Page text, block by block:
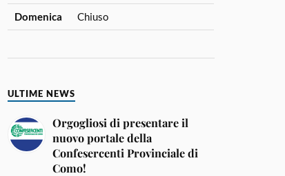
Domenica Chiuso
ULTIME NEWS
Orgogliosi di presentare il
nuovo portale della
Confesercenti Provinciale di
Como!